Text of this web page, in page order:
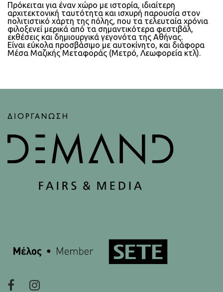
Πρόκειται για έναν χώρο με ιστορία, ιδιαίτερη
αρχιτεκτονική ταυτότητα και ισχυρή παρουσία στον
πολιτιστικό χάρτη της πόλης, που τα τελευταία χρόνια
φιλοξενεί μερικά από τα σημαντικότερα φεστιβάλ,
εκθέσεις και δημιουργικά γεγονότα της Αθήνας.
Είναι εύκολα προσβάσιμο με αυτοκίνητο, και διάφορα
Μέσα Μαζικής Μεταφοράς (Μετρό, Λεωφορεία κτλ).
ΔΙΟΡΓΑΝΩΣΗ